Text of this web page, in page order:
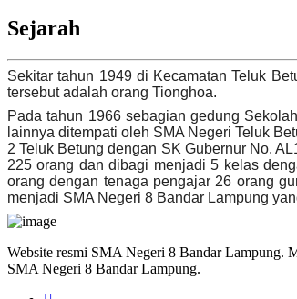
Sejarah
Sekitar tahun 1949 di Kecamatan Teluk
tersebut adalah orang Tionghoa.
Pada tahun 1966 sebagian gedung
lainnya ditempati oleh SMA Negeri Teluk
2 Teluk Betung dengan SK Gubernur No.
225 orang dan dibagi menjadi 5 kelas
orang dengan tenaga pengajar 26 orang
menjadi SMA Negeri 8 Bandar Lampung
Website resmi SMA Negeri 8 Bandar Lampung.
SMA Negeri 8 Bandar Lampung.